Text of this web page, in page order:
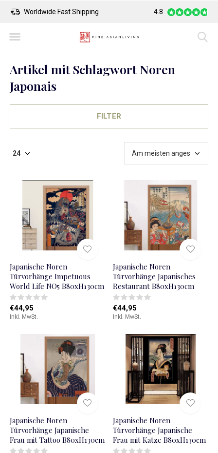
Safe Payment Largest Collection
4.8
Artikel mit Schlagwort Noren
Japonais
FILTER
Japanische Noren
Türvorhänge Impetuous
World Life NO5 B80xH130cm
€44,95
Inkl. MwSt.
Japanische Noren
Türvorhänge Japanisches
Restaurant B80xH130cm
€44,95
Inkl. MwSt.
Japanische Noren
Türvorhänge Japanische
Frau mit Tattoo B80xH130cm
Japanische Noren
Türvorhänge Japanische
Frau mit Katze B80xH130cm